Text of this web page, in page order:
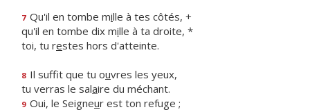
7 Qu'il en tombe mille à tes côtés, +
qu'il en tombe dix mille à ta droite, *
toi, tu restes hors d'atteinte.
8 Il suffit que tu ouvres les yeux,
tu verras le salaire du méchant.
9 Oui, le Seigneur est ton refuge ;